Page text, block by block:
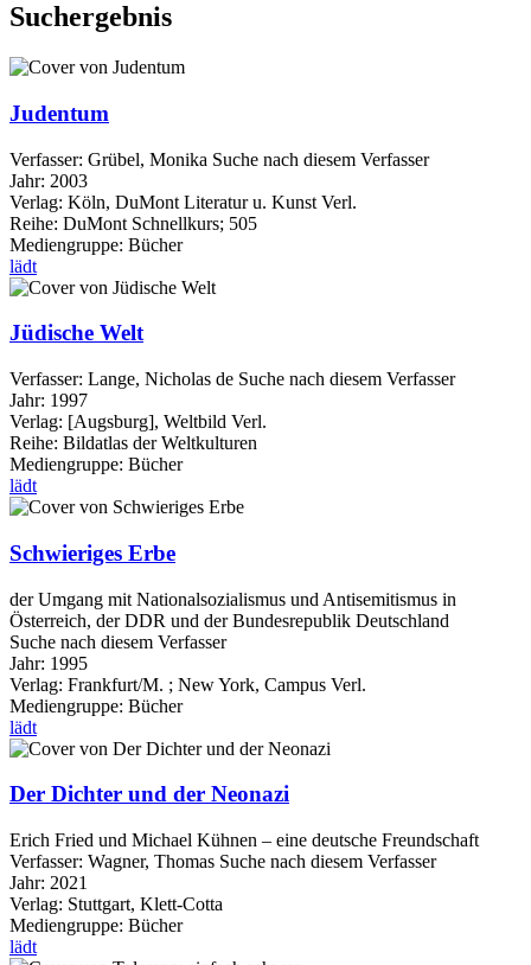
Suchergebnis
Judentum
Verfasser: Grübel, Monika Suche nach diesem Verfasser
Jahr: 2003
Verlag: Köln, DuMont Literatur u. Kunst Verl.
Reihe: DuMont Schnellkurs; 505
Mediengruppe: Bücher
lädt
Jüdische Welt
Verfasser: Lange, Nicholas de Suche nach diesem Verfasser
Jahr: 1997
Verlag: [Augsburg], Weltbild Verl.
Reihe: Bildatlas der Weltkulturen
Mediengruppe: Bücher
lädt
Schwieriges Erbe
der Umgang mit Nationalsozialismus und Antisemitismus in
Österreich, der DDR und der Bundesrepublik Deutschland
Suche nach diesem Verfasser
Jahr: 1995
Verlag: Frankfurt/M. ; New York, Campus Verl.
Mediengruppe: Bücher
lädt
Der Dichter und der Neonazi
Erich Fried und Michael Kühnen – eine deutsche Freundschaft
Verfasser: Wagner, Thomas Suche nach diesem Verfasser
Jahr: 2021
Verlag: Stuttgart, Klett-Cotta
Mediengruppe: Bücher
lädt